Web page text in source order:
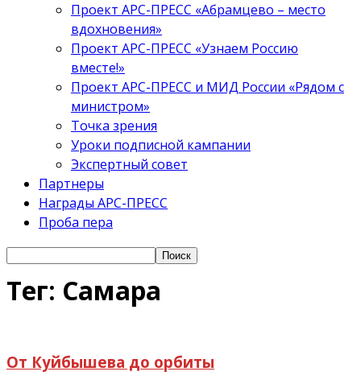
Проект АРС-ПРЕСС «Абрамцево – место
вдохновения»
Проект АРС-ПРЕСС «Узнаем Россию
вместе!»
Проект АРС-ПРЕСС и МИД России «Рядом с
министром»
Точка зрения
Уроки подписной кампании
Экспертный совет
Партнеры
Награды АРС-ПРЕСС
Проба пера
Тег: Самара
От Куйбышева до орбиты